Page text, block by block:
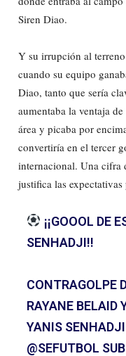
Siren Diao.
Y su irrupción al
cuando su equipo
Diao, tanto que sería
aumentaba la ventaja
área y picaba por
convertiría en el tercer
internacional. Una cifra
justifica las
¡¡GOOOL DE
SENHADJI!!
CONTRAGOLPE
RAYANE BELAID
YANIS
@SEFUTBOL